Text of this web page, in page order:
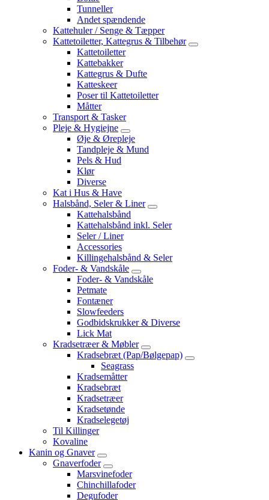
Tunneller
Andet spændende
Kattehuler / Senge & Tæpper
Kattetoiletter, Kattegrus & Tilbehør
Kattetoiletter
Kattebakker
Kattegrus & Dufte
Katteskeer
Poser til Kattetoiletter
Måtter
Transport & Tasker
Pleje & Hygiejne
Øje & Ørepleje
Tandpleje & Mund
Pels & Hud
Klør
Diverse
Kat i Hus & Have
Halsbånd, Seler & Liner
Kattehalsbånd
Kattehalsbånd inkl. Seler
Seler / Liner
Accessories
Killingehalsbånd & Seler
Foder- & Vandskåle
Foder- & Vandskåle
Petmate
Fontæner
Slowfeeders
Godbidskrukker & Diverse
Lick Mat
Kradsetræer & Møbler
Kradsebræt (Pap/Bølgepap)
Seagrass
Kradsemåtter
Kradsebræt
Kradsetræer
Kradsetønde
Kradselegetøj
Til Killinger
Kovaline
Kanin og Gnaver
Gnaverfoder
Marsvinefoder
Chinchillafoder
Degufoder